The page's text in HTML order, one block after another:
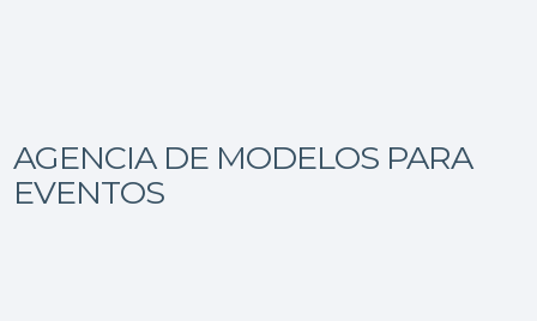
AGENCIA DE MODELOS PARA
EVENTOS